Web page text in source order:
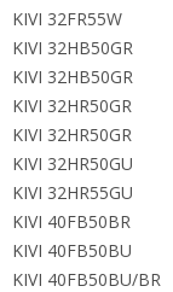
KIVI 32FR55W
KIVI 32HB50GR
KIVI 32HB50GR
KIVI 32HR50GR
KIVI 32HR50GR
KIVI 32HR50GU
KIVI 32HR55GU
KIVI 40FB50BR
KIVI 40FB50BU
KIVI 40FB50BU/BR